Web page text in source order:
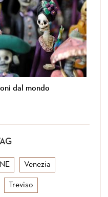
dal mondo
Venezia
Treviso